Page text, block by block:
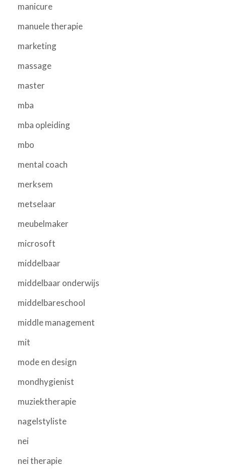
manicure
manuele therapie
marketing
massage
master
mba
mba opleiding
mbo
mental coach
merksem
metselaar
meubelmaker
microsoft
middelbaar
middelbaar onderwijs
middelbareschool
middle management
mit
mode en design
mondhygienist
muziektherapie
nagelstyliste
nei
nei therapie